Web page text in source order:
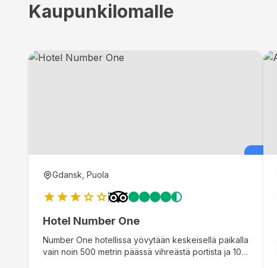
Kaupunkilomalle
Gdansk, Puola
Hotel Number One
Number One hotellissa yövytään keskeisellä paikalla
vain noin 500 metrin päässä vihreästä portista ja 10